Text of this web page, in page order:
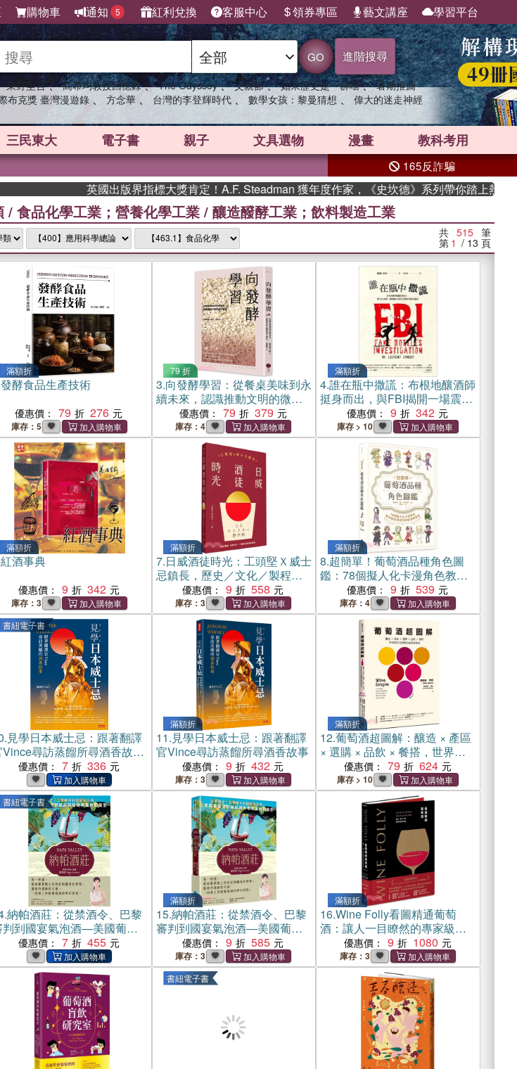
購物車 通知 5 紅利兌換 客服中心 領券專區 藝文講座 學習平台
GO 進階搜尋
東野圭吾 、 高希均教授回憶錄 、 The Odyssey 、 父親節 、 如果歷史是一群喵 、 暑期推薦
布克獎 臺灣漫遊錄 、 方念華 、 台灣的李登輝時代 、 數學女孩：黎曼猜想 、 偉大的迷走神經
三民東大 電子書 親子 文具選物 漫畫 教科考用
165反詐騙
英國出版界指標大獎肯定！A.F. Steadman 獲年度作家，《史坎德》系列帶你踏上熱血奇幻旅程
/ 食品化學工業；營養化學工業 / 釀造醱酵工業；飲料製造工業
共 515 筆
第 1 / 13 頁
滿額折
發酵食品生產技術
優惠價： 79 276
庫存：5
79 折
3.向發酵學習：從餐桌美味到永
續未來，認識推動文明的微小
優惠價： 79 379
庫存：4
滿額折
4.誰在瓶中撒謊：布根地釀酒師
挺身而出，與FBI揭開一場震撼
全球的名酒仿冒龐氏騙局
優惠價： 9 342
庫存 > 10
滿額折
紅酒事典
優惠價： 9 342
庫存：3
滿額折
7.日威酒徒時光：工頭堅Ｘ威士
忌鎮長，歷史／文化／製程，
日本百年三代酒廠的豐盛之旅
優惠價： 9 558
庫存：3
滿額折
8.超簡單！葡萄酒品種角色圖
鑑：78個擬人化卡漫角色教你
輕鬆學會怎麼選酒與喝酒
優惠價： 9 539
庫存：4
書紐電子書
見學日本威士忌：跟著翻譯
尋訪蒸餾所尋酒香故事
(電子書)優惠價： 7 336
滿額折
11.見學日本威士忌：跟著翻譯
官Vince尋訪蒸餾所尋酒香故事
優惠價： 9 432
庫存：3
滿額折
12.葡萄酒超圖解：釀造 × 產區
× 選購 × 品飲 × 餐搭，世界最
佳侍酒師的葡萄酒指南
優惠價： 79 624
庫存 > 10
書紐電子書
納帕酒莊：從禁酒令、巴黎
判到國宴氣泡酒—美國葡萄
酒的崛起與新世界風格的誕生
(電子書)
優惠價： 7 455
滿額折
15.納帕酒莊：從禁酒令、巴黎
審判到國宴氣泡酒―美國葡萄
酒的崛起與新世界風格的誕生
優惠價： 9 585
庫存：3
滿額折
16.Wine Folly看圖精通葡萄
酒：讓人一目瞭然的專家級品
飲指南(暢銷紀念版)
優惠價： 9 1080
庫存：3
書紐電子書